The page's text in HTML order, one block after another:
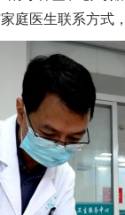
庭医生联系方式